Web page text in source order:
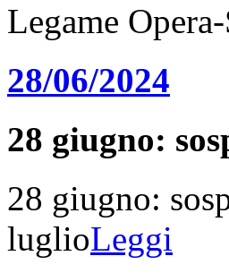
Legame
28/06/2024
28 giugno:
28 giugno:
luglioLeggi